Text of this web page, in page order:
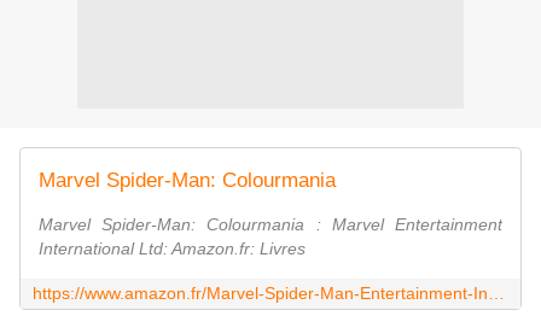
Marvel Spider-Man: Colourmania
Marvel Spider-Man: Colourmania : Marvel Entertainment
International Ltd: Amazon.fr: Livres